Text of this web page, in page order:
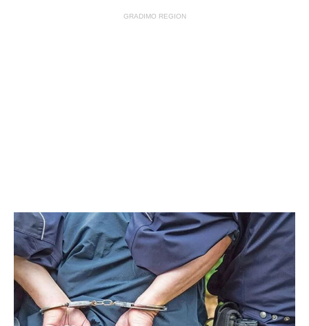
GRADIMO REGION